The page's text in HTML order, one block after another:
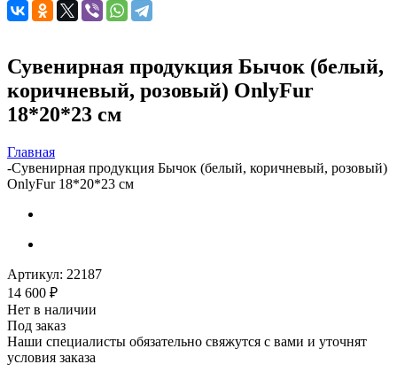
Сувенирная продукция Бычок (белый,
коричневый, розовый) OnlyFur
18*20*23 см
Главная
-Сувенирная продукция Бычок (белый, коричневый, розовый)
OnlyFur 18*20*23 см
Артикул: 22187
14 600 ₽
Нет в наличии
Под заказ
Наши специалисты обязательно свяжутся с вами и уточнят
условия заказа